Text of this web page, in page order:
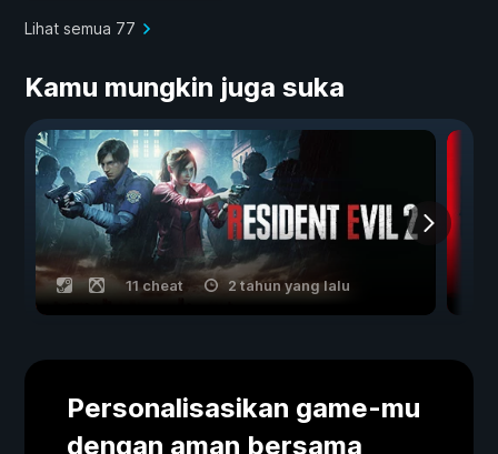
Lihat semua 77
Kamu mungkin juga suka
11 cheat 2 tahun yang lalu
Personalisasikan game-mu
dengan aman bersama